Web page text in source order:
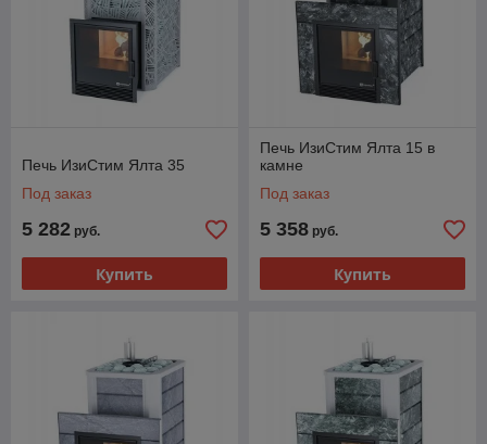
Печь ИзиСтим Ялта 35
Под заказ
5 282 руб.
Купить
Печь ИзиСтим Ялта 15 в
камне
Под заказ
5 358 руб.
Купить